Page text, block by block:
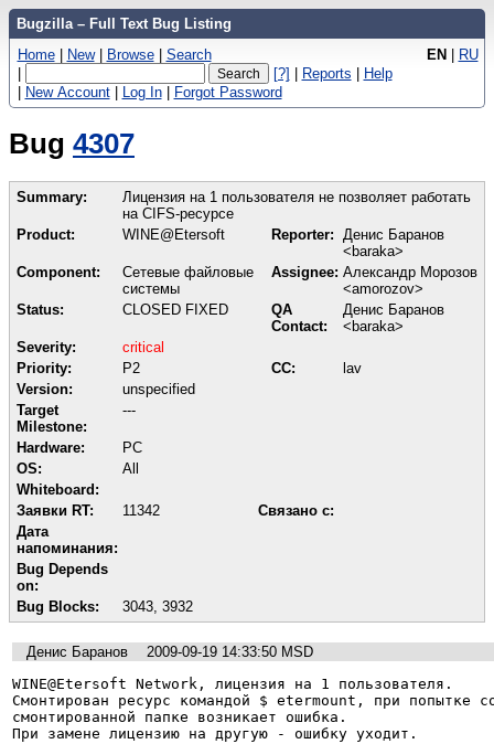
Bugzilla – Full Text Bug Listing
EN | RU
Home | New | Browse | Search
|
[?] | Reports | Help
| New Account | Log In | Forgot Password
Bug 4307
Summary:
Лицензия на 1 пользователя не позволяет работать
на CIFS-ресурсе
Product:
WINE@Etersoft Reporter:
Денис Баранов
<baraka>
Component:
Сетевые файловые
системы
Assignee: Александр Морозов
<amorozov>
Status:
CLOSED FIXED
QA
Contact:
Денис Баранов
<baraka>
Severity:
critical
Priority:
P2 CC:
lav
Version:
unspecified
Target
Milestone:
---
Hardware:
PC
OS:
All
Whiteboard:
Заявки RT:
11342
Связано с:
Дата
напоминания:
Bug Depends
on:
Bug Blocks:
3043 3932
Денис Баранов
2009-09-19 14:33:50 MSD
WINE@Etersoft Network, лицензия на 1 пользователя.
Смонтирован ресурс командой $ etermount, при попытке
смонтированной папке возникает ошибка.
При замене лицензию на другую - ошибку уходит.